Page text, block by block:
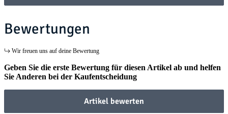
Bewertungen
Wir freuen uns auf deine Bewertung
Geben Sie die erste Bewertung für diesen Artikel ab und helfen
Sie Anderen bei der Kaufentscheidung
Artikel bewerten